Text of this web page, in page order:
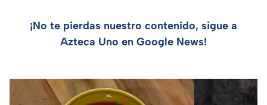
¡No te pierdas nuestro contenido, sigue a
Azteca Uno en Google News!